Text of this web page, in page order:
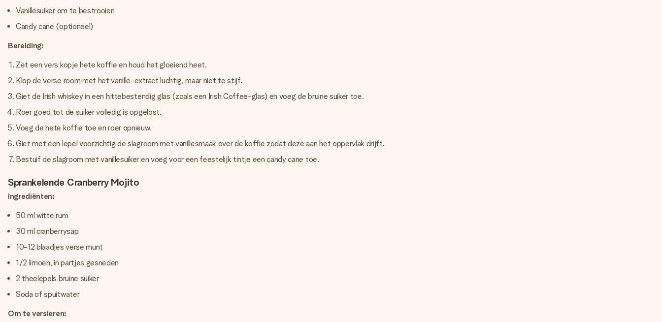
Vanillesuiker om te bestrooien
Candy cane (optioneel)
Bereiding:
Zet een vers kopje hete koffie en houd het gloeiend heet.
Klop de verse room met het vanille-extract luchtig, maar niet te stijf.
Giet de Irish whiskey in een hittebestendig glas (zoals een Irish Coffee-glas) en voeg de bruine suiker toe.
Roer goed tot de suiker volledig is opgelost.
Voeg de hete koffie toe en roer opnieuw.
Giet met een lepel voorzichtig de slagroom met vanillesmaak over de koffie zodat deze aan het oppervlak drijft.
Bestuif de slagroom met vanillesuiker en voeg voor een feestelijk tintje een candy cane toe.
Sprankelende Cranberry Mojito
Ingrediënten:
50 ml witte rum
30 ml cranberrysap
10-12 blaadjes verse munt
1/2 limoen, in partjes gesneden
2 theelepels bruine suiker
Soda of spuitwater
Om te versieren: